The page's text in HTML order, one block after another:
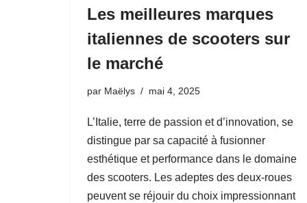
Les meilleures marques
italiennes de scooters sur
le marché
par Maëlys mai 4, 2025
L’Italie, terre de passion et d’innovation, se
distingue par sa capacité à fusionner
esthétique et performance dans le domaine
des scooters. Les adeptes des deux-roues
peuvent se réjouir du choix impressionnant